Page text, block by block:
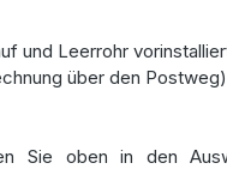
und Leerrohr
über den Postweg)
Sie oben in den